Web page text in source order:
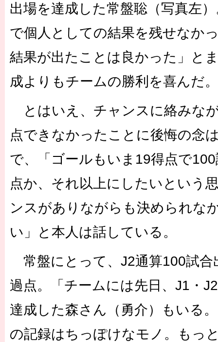
出場を達成した常盤聡（写真左
で個人としての結果を残せなか
結果が出たことは良かった」と
成よりもチームの勝利を喜んだ。
とはいえ、チャンスに絡みな
点できなかったことに後悔の念
で、「ゴールもいま19得点で
点か、それ以上にしたいという
ンスがありながらも決められな
い」と本人は話している。
常盤にとって、J2通算100試合
過点。「チームには先日、J1・
達成した森さん（勇介）もいる
の記録はちっぽけなモノ。もっ